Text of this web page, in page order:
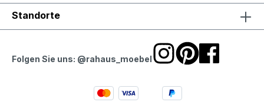
Standorte
Folgen Sie uns: @rahaus_moebel